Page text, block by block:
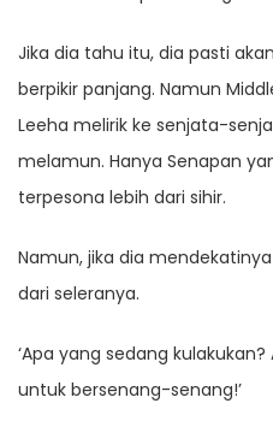
Jika dia tahu itu, dia pasti
berpikir panjang. Namun
Leeha melirik ke senjata-
melamun. Hanya Senapan
terpesona lebih dari sihir.
Namun, jika dia
dari seleranya.
‘Apa yang sedang
untuk bersenang-senang!’